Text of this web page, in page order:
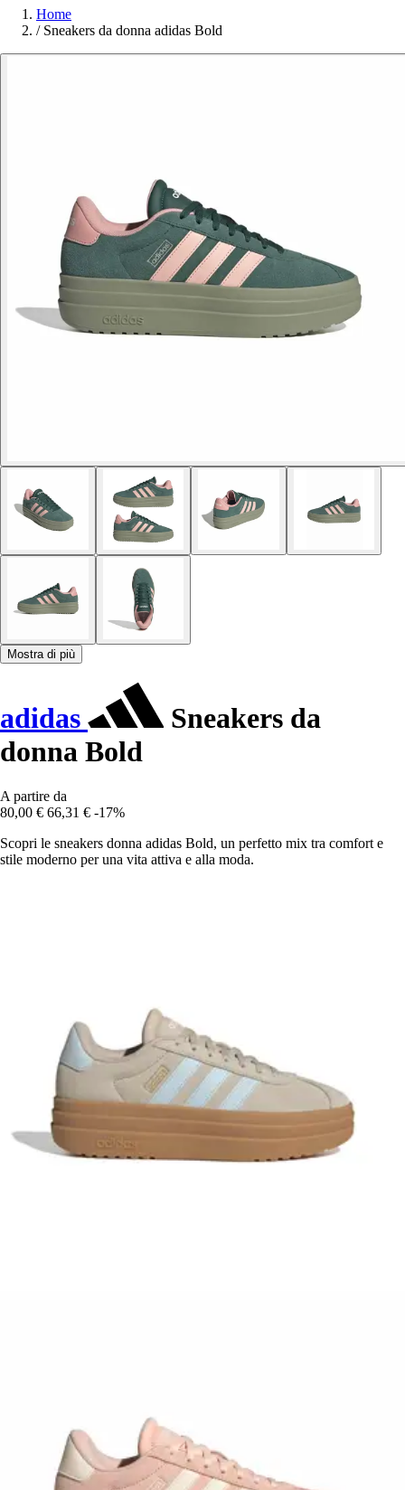
Home
/ Sneakers da donna adidas Bold
Mostra di più
adidas
Sneakers da
donna Bold
A partire da
80,00 € 66,31 € -17%
Scopri le sneakers donna adidas Bold, un perfetto mix tra comfort e
stile moderno per una vita attiva e alla moda.